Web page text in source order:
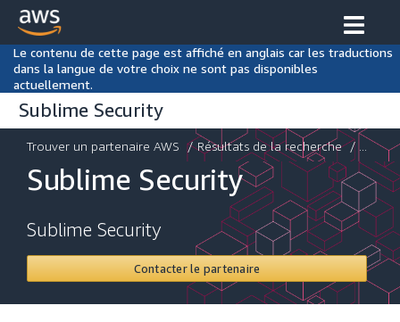
Le contenu de cette page est affiché en anglais car les traductions
dans la langue de votre choix ne sont pas disponibles
actuellement.
Sublime Security
Trouver un partenaire AWS / Résultats de la recherche / ...
Sublime Security
Sublime Security
Contacter le partenaire